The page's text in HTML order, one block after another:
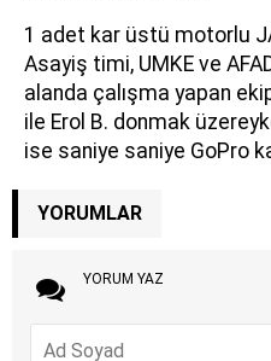
1 adet kar üstü motorlu
Asayiş timi, UMKE ve
alanda çalışma yapan
ile Erol B. donmak
ise saniye saniye GoPro
YORUMLAR
YORUM YAZ